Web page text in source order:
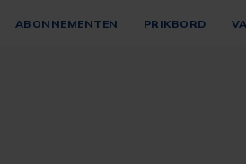
ABONNEMENTEN PRIKBORD